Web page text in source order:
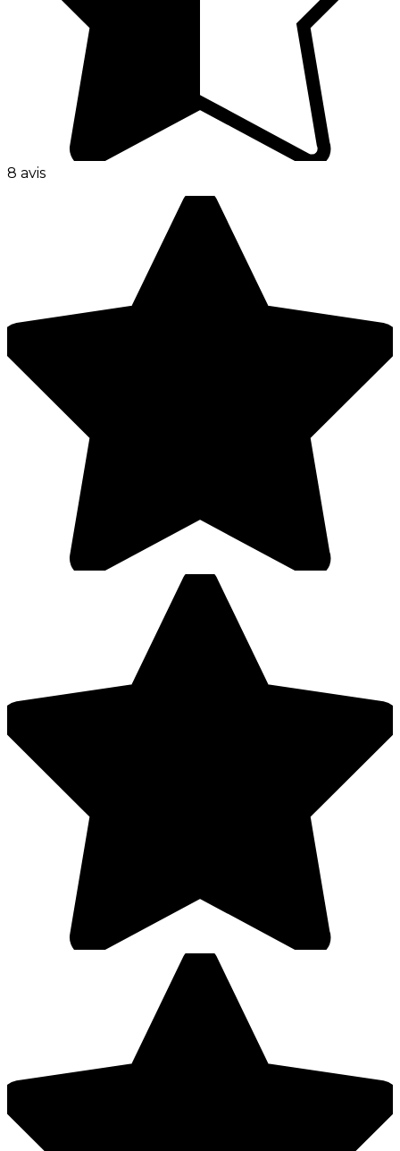
8 avis